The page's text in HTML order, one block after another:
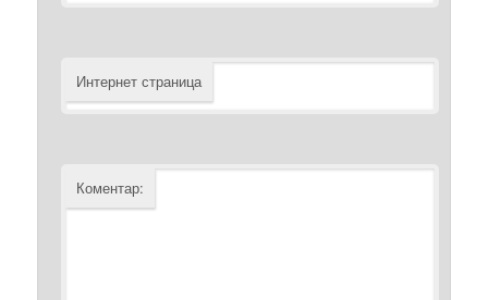
Интернет страница
Коментар: